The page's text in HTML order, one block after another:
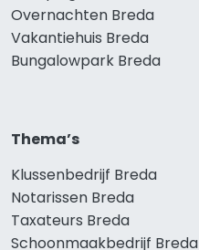
Overnachten Breda
Vakantiehuis Breda
Bungalowpark Breda
Thema’s
Klussenbedrijf Breda
Notarissen Breda
Taxateurs Breda
Schoonmaakbedrijf Breda